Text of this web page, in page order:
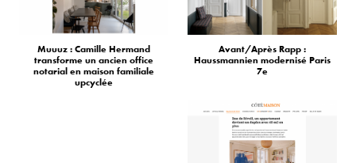
Muuuz : Camille Hermand
transforme un ancien office
notarial en maison familiale
upcyclée
Avant/Après Rapp :
Haussmannien modernisé Paris
7e